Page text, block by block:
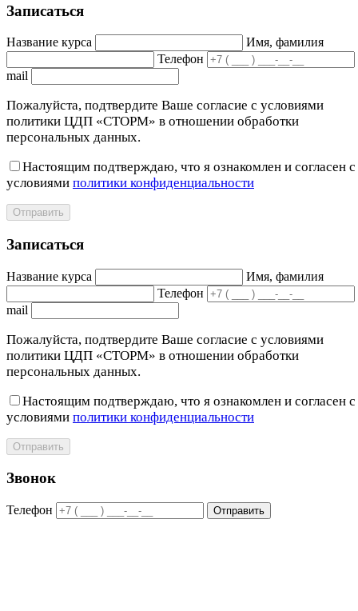
Записаться
Название курса
Имя, фамилия
Телефон
mail
Пожалуйста, подтвердите Ваше согласие с условиями
политики ЦДП «СТОРМ» в отношении обработки
персональных данных.
Настоящим подтверждаю, что я ознакомлен и согласен с
условиями политики конфиденциальности
Отправить
Записаться
Название курса
Имя, фамилия
Телефон
mail
Пожалуйста, подтвердите Ваше согласие с условиями
политики ЦДП «СТОРМ» в отношении обработки
персональных данных.
Настоящим подтверждаю, что я ознакомлен и согласен с
условиями политики конфиденциальности
Отправить
Звонок
Телефон Отправить